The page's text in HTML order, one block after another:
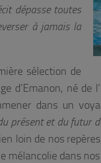
dépasse toutes
à jamais la
sélection de
d’Emanon, né de
dans un
présent et du futur
loin de nos
mélancolie dans